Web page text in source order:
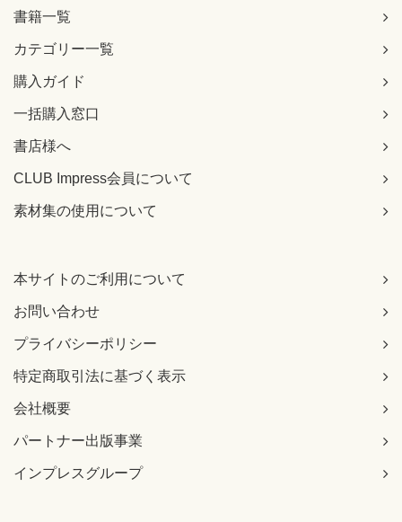
書籍一覧
カテゴリー一覧
購入ガイド
一括購入窓口
書店様へ
CLUB Impress会員について
素材集の使用について
本サイトのご利用について
お問い合わせ
プライバシーポリシー
特定商取引法に基づく表示
会社概要
パートナー出版事業
インプレスグループ